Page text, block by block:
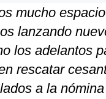
mucho
lanzando
los adelantos
rescatar
a la